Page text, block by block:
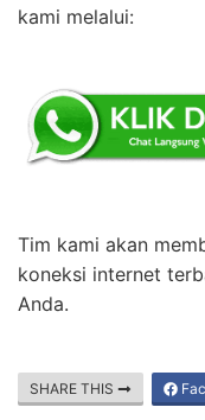
kami melalui:
Tim kami akan
koneksi internet
Anda.
SHARE THIS